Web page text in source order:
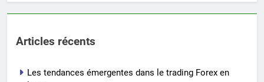
Articles récents
Les tendances émergentes dans le trading Forex en